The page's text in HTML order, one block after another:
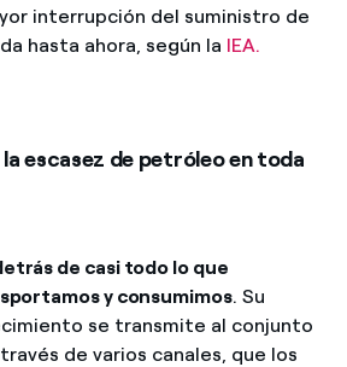
interrupción del suministro de
hasta ahora, según la IEA.
escasez de petróleo en toda
de casi todo lo que
y consumimos. Su
se transmite al conjunto
de varios canales, que los